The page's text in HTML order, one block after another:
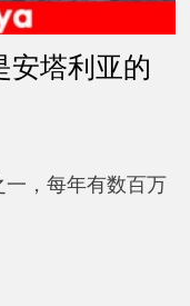
安塔利亚的
，每年有数百万